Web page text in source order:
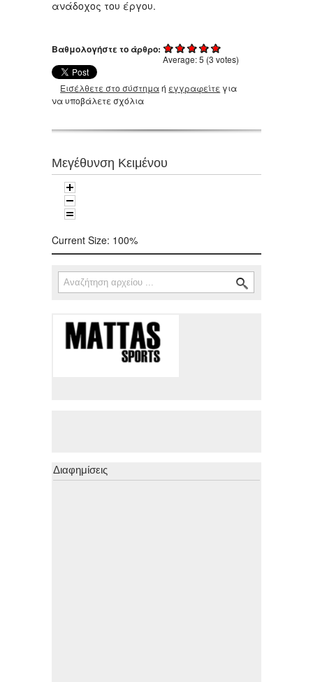
ανάδοχος του έργου.
Βαθμολογήστε το άρθρο:
Average:5 (3 votes)
Εισέλθετε στο σύστημαή εγγραφείτε για
να υποβάλετε σχόλια
Μεγέθυνση Κειμένου
Current Size: 100%
Φόρμα αναζήτησης
Αναζήτηση
Διαφημίσεις